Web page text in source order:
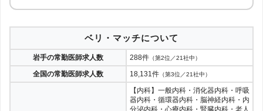
ベリ・マッチについて
岩手の常勤医師求人数 288件 （第2位／21社中）
全国の常勤医師求人数 18,131件 （第3位／21社中）
【内科】一般内科・消化器内科・呼吸
器内科・循環器内科・脳神経内科・内
分泌内科・心療内科・腎臓内科・老人